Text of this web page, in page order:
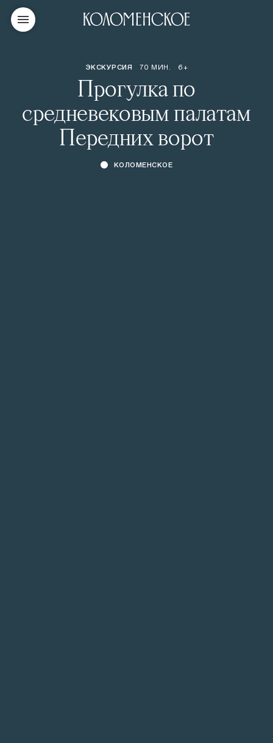
ЭКСКУРСИЯ 70 МИН. 6+
Прогулка по
средневековым палатам
Передних ворот
КОЛОМЕНСКОЕ